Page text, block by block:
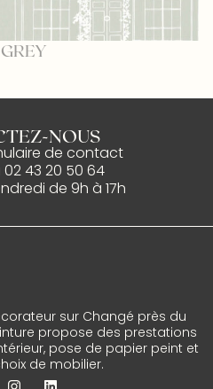
NOUS
de contact
02 43 20 50 64
de 9h à 17h
sur Changé près du
propose des prestations
pose de papier peint et
de mobilier.